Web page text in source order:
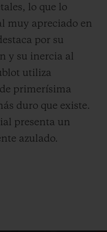
lo que lo
muy apreciado en
por su
y su inercia al
utiliza
primerísima
duro que existe.
presenta un
azulado.